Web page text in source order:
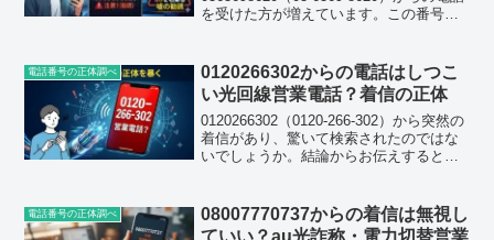
を受けた方が増えています。この番号は
も繋がらない、あるいは着信履...
電話番号の正体調べ
0120266302からの電話はしつこ
い光回線営業電話？着信の正体
0120266302（0120-266-302）から突然の
着信があり、驚いて検索されたのではな
いでしょうか。結論からお伝えすると、
る可能性が非常に高い番号です。実際に
口...
電話番号の正体調べ
08007770737からの着信は無視し
ていい？au光詐称・電力切替営業